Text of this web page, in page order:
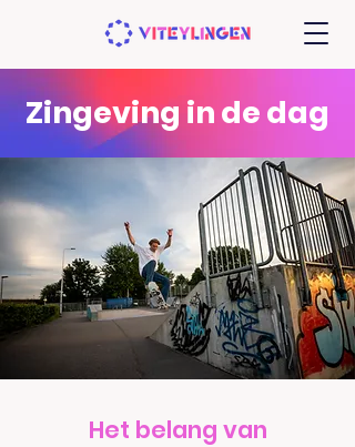
Zingeving in de dag
Het belang van